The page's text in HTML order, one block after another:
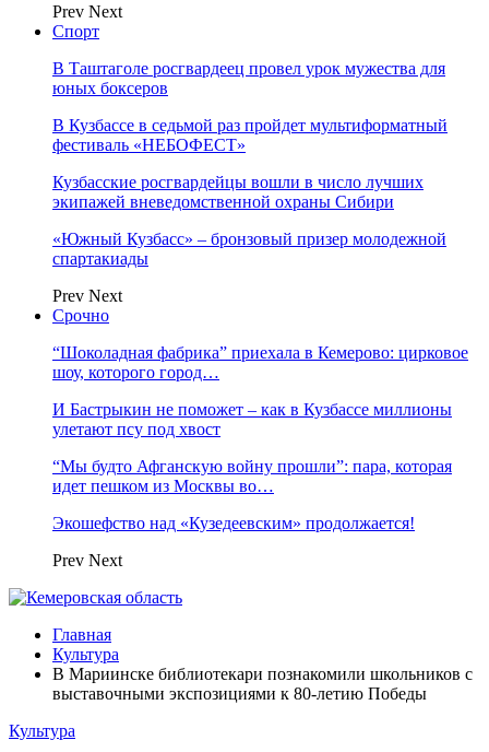
Prev Next
Спорт
В Таштаголе росгвардеец провел урок мужества для
юных боксеров
В Кузбассе в седьмой раз пройдет мультиформатный
фестиваль «НЕБОФЕСТ»
Кузбасские росгвардейцы вошли в число лучших
экипажей вневедомственной охраны Сибири
«Южный Кузбасс» – бронзовый призер молодежной
спартакиады
Prev Next
Срочно
“Шоколадная фабрика” приехала в Кемерово: цирковое
шоу, которого город…
И Бастрыкин не поможет – как в Кузбассе миллионы
улетают псу под хвост
“Мы будто Афганскую войну прошли”: пара, которая
идет пешком из Москвы во…
Экошефство над «Кузедеевским» продолжается!
Prev Next
Главная
Культура
В Мариинске библиотекари познакомили школьников с
выставочными экспозициями к 80-летию Победы
Культура